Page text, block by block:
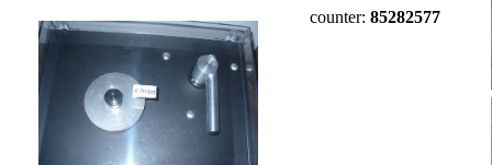
counter: 85282577